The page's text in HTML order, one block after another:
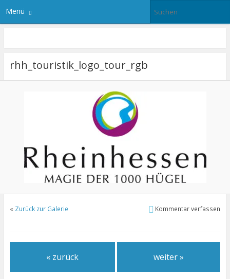
Menü
rhh_touristik_logo_tour_rgb
« Zurück zur Galerie Kommentar verfassen
« zurück weiter »